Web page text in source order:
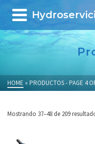
HOME » PRODUCTOS - PAGE 4
Mostrando 37–48 de 209